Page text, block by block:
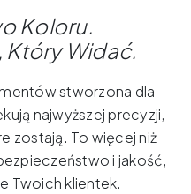
Koloru.
Który Widać.
stworzona dla
najwyższej precyzji,
zostają. To więcej niż
i jakość,
Twoich klientek.